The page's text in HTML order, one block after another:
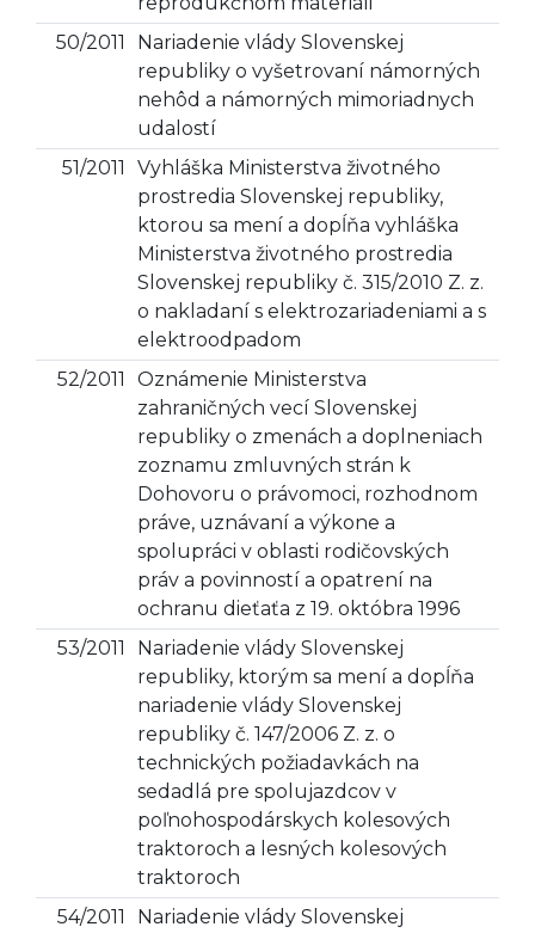
50/2011
Nariadenie vlády Slovenskej
republiky o vyšetrovaní námorných
nehôd a námorných mimoriadnych
udalostí
51/2011
Vyhláška Ministerstva životného
prostredia Slovenskej republiky,
ktorou sa mení a dopĺňa vyhláška
Ministerstva životného prostredia
Slovenskej republiky č. 315/2010 Z. z.
o nakladaní s elektrozariadeniami a s
elektroodpadom
52/2011
Oznámenie Ministerstva
zahraničných vecí Slovenskej
republiky o zmenách a doplneniach
zoznamu zmluvných strán k
Dohovoru o právomoci, rozhodnom
práve, uznávaní a výkone a
spolupráci v oblasti rodičovských
práv a povinností a opatrení na
ochranu dieťaťa z 19. októbra 1996
53/2011
Nariadenie vlády Slovenskej
republiky, ktorým sa mení a dopĺňa
nariadenie vlády Slovenskej
republiky č. 147/2006 Z. z. o
technických požiadavkách na
sedadlá pre spolujazdcov v
poľnohospodárskych kolesových
traktoroch a lesných kolesových
traktoroch
54/2011
Nariadenie vlády Slovenskej